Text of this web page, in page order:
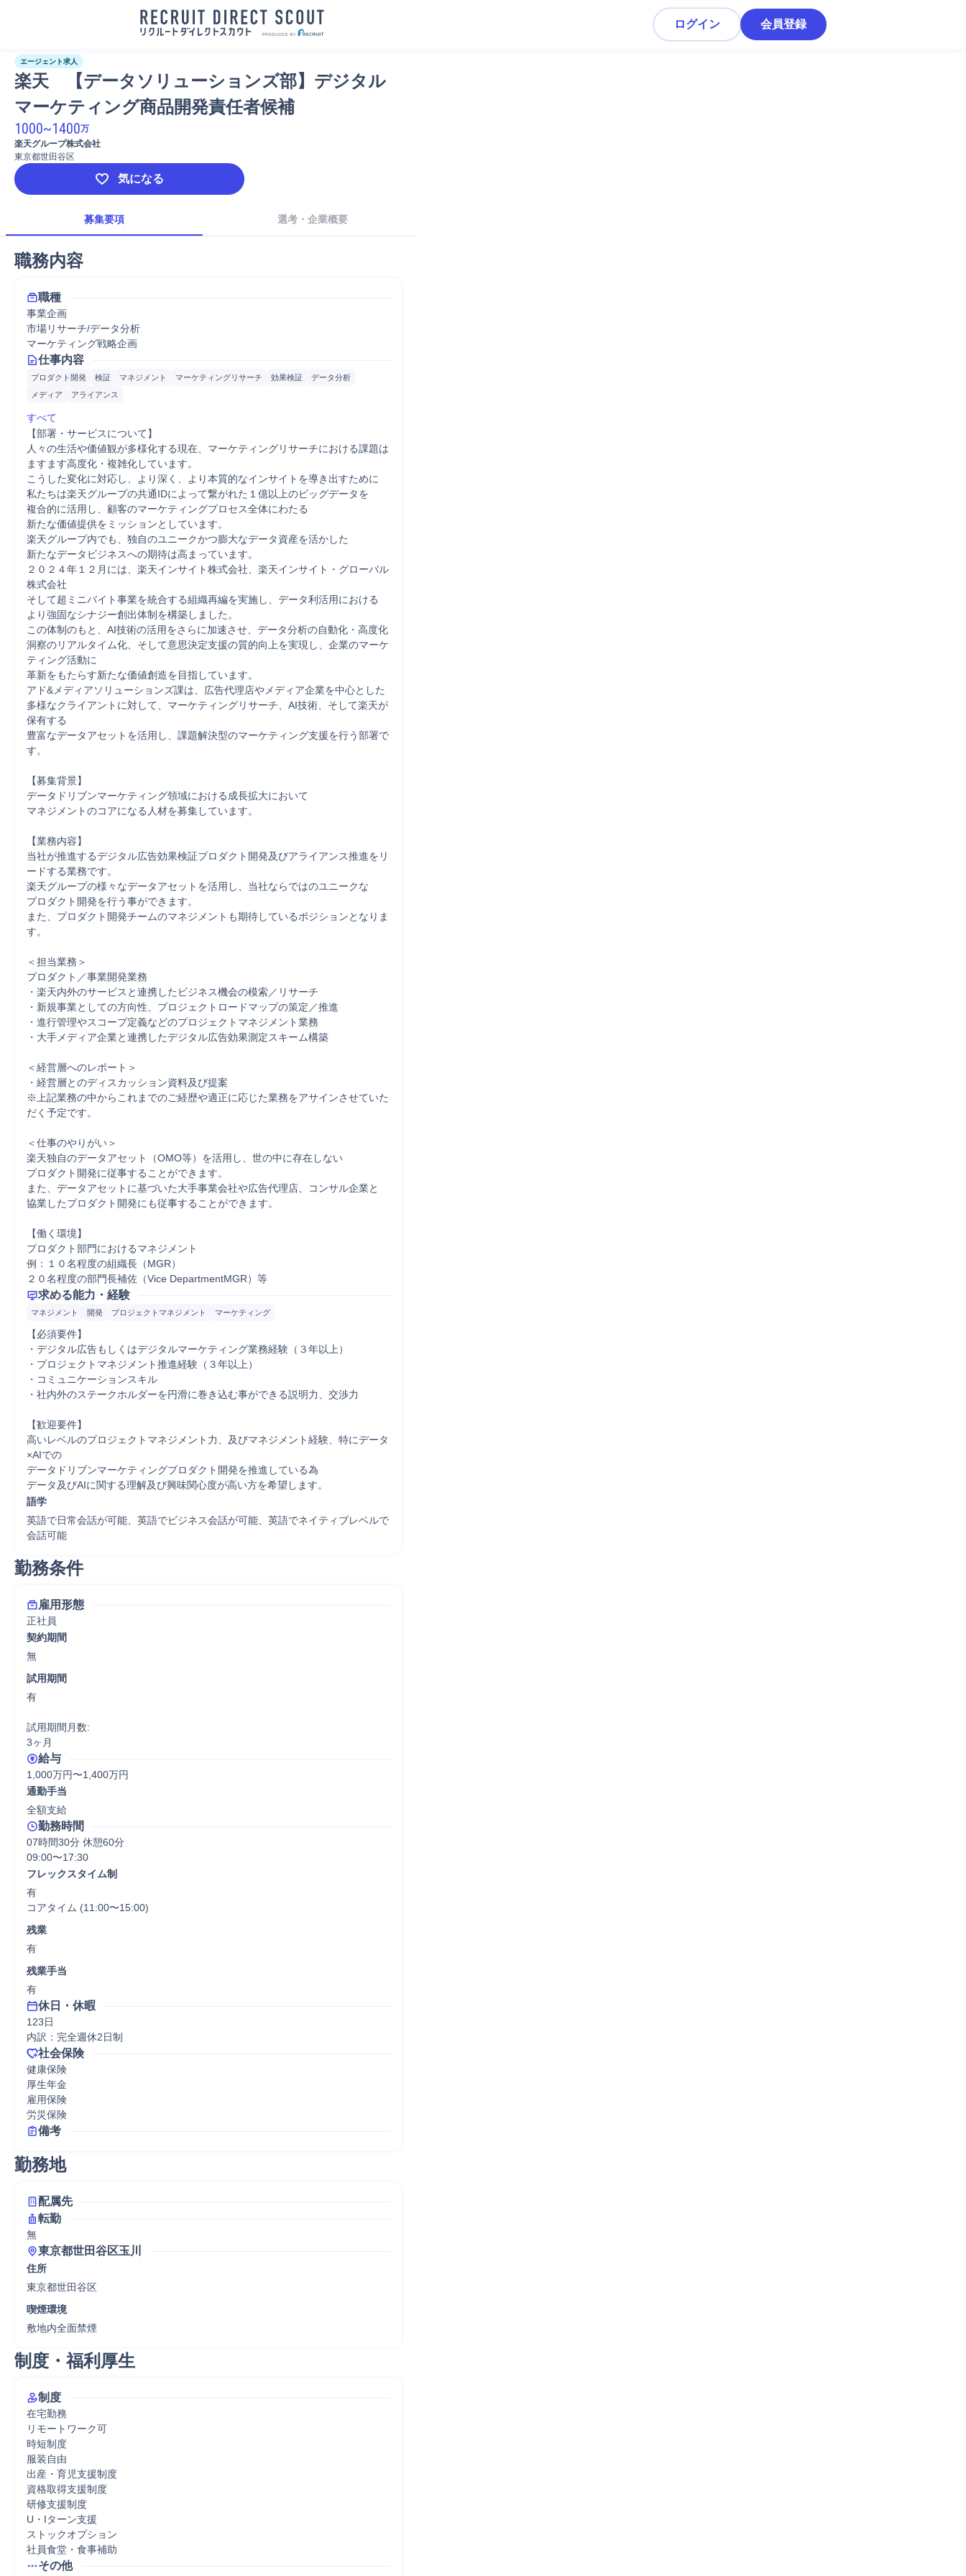
ログイン 会員登録
エージェント求人
楽天　【データソリューションズ部】デジタル
マーケティング商品開発責任者候補
1000~1400万
楽天グループ株式会社
東京都世田谷区
気になる
募集要項 選考・企業概要
職務内容
職種
事業企画
市場リサーチ/データ分析
マーケティング戦略企画
仕事内容
プロダクト開発 検証 マネジメント マーケティングリサーチ 効果検証
データ分析
メディア
アライアンス
すべて
【部署・サービスについて】
人々の生活や価値観が多様化する現在、マーケティングリサーチにおける課題は
ますます高度化・複雑化しています。
こうした変化に対応し、より深く、より本質的なインサイトを導き出すために
私たちは楽天グループの共通IDによって繋がれた１億以上のビッグデータを
複合的に活用し、顧客のマーケティングプロセス全体にわたる
新たな価値提供をミッションとしています。
楽天グループ内でも、独自のユニークかつ膨大なデータ資産を活かした
新たなデータビジネスへの期待は高まっています。
２０２４年１２月には、楽天インサイト株式会社、楽天インサイト・グローバル
株式会社
そして超ミニバイト事業を統合する組織再編を実施し、データ利活用における
より強固なシナジー創出体制を構築しました。
この体制のもと、AI技術の活用をさらに加速させ、データ分析の自動化・高度化
洞察のリアルタイム化、そして意思決定支援の質的向上を実現し、企業のマーケ
ティング活動に
革新をもたらす新たな価値創造を目指しています。
アド&メディアソリューションズ課は、広告代理店やメディア企業を中心とした
多様なクライアントに対して、マーケティングリサーチ、AI技術、そして楽天が
保有する
豊富なデータアセットを活用し、課題解決型のマーケティング支援を行う部署で
す。
【募集背景】
データドリブンマーケティング領域における成長拡大において
マネジメントのコアになる人材を募集しています。
【業務内容】
当社が推進するデジタル広告効果検証プロダクト開発及びアライアンス推進をリ
ードする業務です。
楽天グループの様々なデータアセットを活用し、当社ならではのユニークな
プロダクト開発を行う事ができます。
また、プロダクト開発チームのマネジメントも期待しているポジションとなりま
す。
＜担当業務＞
プロダクト／事業開発業務
・楽天内外のサービスと連携したビジネス機会の模索／リサーチ
・新規事業としての方向性、プロジェクトロードマップの策定／推進
・進行管理やスコープ定義などのプロジェクトマネジメント業務
・大手メディア企業と連携したデジタル広告効果測定スキーム構築
＜経営層へのレポート＞
・経営層とのディスカッション資料及び提案
※上記業務の中からこれまでのご経歴や適正に応じた業務をアサインさせていた
だく予定です。
＜仕事のやりがい＞
楽天独自のデータアセット（OMO等）を活用し、世の中に存在しない
プロダクト開発に従事することができます。
また、データアセットに基づいた大手事業会社や広告代理店、コンサル企業と
協業したプロダクト開発にも従事することができます。
【働く環境】
プロダクト部門におけるマネジメント
例：１０名程度の組織長（MGR）
２０名程度の部門長補佐（Vice DepartmentMGR）等
求める能力・経験
マネジメント 開発 プロジェクトマネジメント マーケティング
【必須要件】
・デジタル広告もしくはデジタルマーケティング業務経験（３年以上）
・プロジェクトマネジメント推進経験（３年以上）
・コミュニケーションスキル
・社内外のステークホルダーを円滑に巻き込む事ができる説明力、交渉力
【歓迎要件】
高いレベルのプロジェクトマネジメント力、及びマネジメント経験、特にデータ
×AIでの
データドリブンマーケティングプロダクト開発を推進している為
データ及びAIに関する理解及び興味関心度が高い方を希望します。
語学
英語で日常会話が可能、英語でビジネス会話が可能、英語でネイティブレベルで
会話可能
勤務条件
雇用形態
正社員
契約期間
無
試用期間
有
試用期間月数:
3ヶ月
給与
1,000万円〜1,400万円
通勤手当
全額支給
勤務時間
07時間30分 休憩60分
09:00〜17:30
フレックスタイム制
有
コアタイム (11:00〜15:00)
残業
有
残業手当
有
休日・休暇
123日
内訳：完全週休2日制
社会保険
健康保険
厚生年金
雇用保険
労災保険
備考
勤務地
配属先
転勤
無
東京都世田谷区玉川
住所
東京都世田谷区
喫煙環境
敷地内全面禁煙
制度・福利厚生
制度
在宅勤務
リモートワーク可
時短制度
服装自由
出産・育児支援制度
資格取得支援制度
研修支援制度
U・Iターン支援
ストックオプション
社員食堂・食事補助
その他